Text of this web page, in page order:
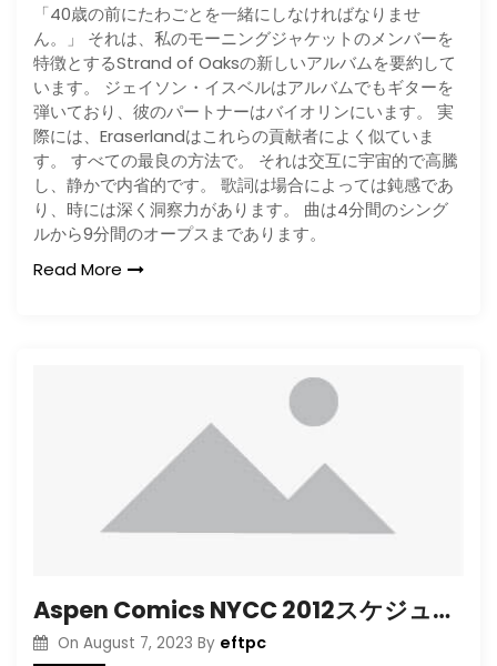
「40歳の前にたわごとを一緒にしなければなりませ
ん。」 それは、私のモーニングジャケットのメンバーを
特徴とするStrand of Oaksの新しいアルバムを要約して
います。 ジェイソン・イスベルはアルバムでもギターを
弾いており、彼のパートナーはバイオリンにいます。 実
際には、Eraserlandはこれらの貢献者によく似ていま
す。 すべての最良の方法で。 それは交互に宇宙的で高騰
し、静かで内省的です。 歌詞は場合によっては鈍感であ
り、時には深く洞察力があります。 曲は4分間のシング
ルから9分間のオープスまであります。
Read More
Aspen Comics NYCC 2012スケジュール
On August 7, 2023 By eftpc